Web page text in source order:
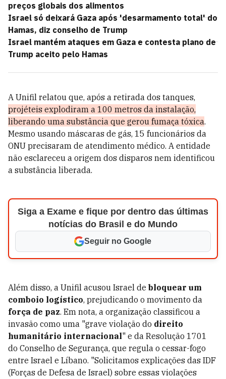
preços globais dos alimentos
Israel só deixará Gaza após 'desarmamento total' do
Hamas, diz conselho de Trump
Israel mantém ataques em Gaza e contesta plano de
Trump aceito pelo Hamas
A Unifil relatou que, após a retirada dos tanques,
projéteis explodiram a 100 metros da instalação,
liberando uma substância que gerou fumaça tóxica.
Mesmo usando máscaras de gás, 15 funcionários da
ONU precisaram de atendimento médico. A entidade
não esclareceu a origem dos disparos nem identificou
a substância liberada.
Siga a Exame e fique por dentro das últimas
notícias do Brasil e do Mundo
Seguir no Google
Além disso, a Unifil acusou Israel de bloquear um
comboio logístico, prejudicando o movimento da
força de paz. Em nota, a organização classificou a
invasão como uma "grave violação do direito
humanitário internacional" e da Resolução 1701
do Conselho de Segurança, que regula o cessar-fogo
entre Israel e Líbano. "Solicitamos explicações das IDF
(Forças de Defesa de Israel) sobre essas violações